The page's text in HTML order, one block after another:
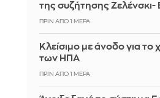
της συζήτησης Ζελένσκι-
ΠΡΙΝ ΑΠΌ 1 ΜΈΡΑ
Κλείσιμο με άνοδο για το
των ΗΠΑ
ΠΡΙΝ ΑΠΌ 1 ΜΈΡΑ